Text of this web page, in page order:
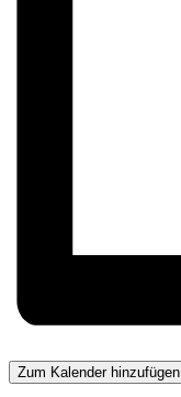
Zum Kalender hinzufügen